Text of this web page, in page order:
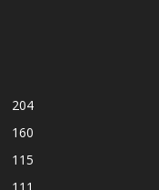
204
160
115